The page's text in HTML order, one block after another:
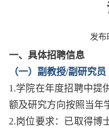
发布
一、具体招聘信息
（一）副教授/副研究员
1.学院在年度招聘中提
额及研究方向按照当年
2.岗位要求：已取得博